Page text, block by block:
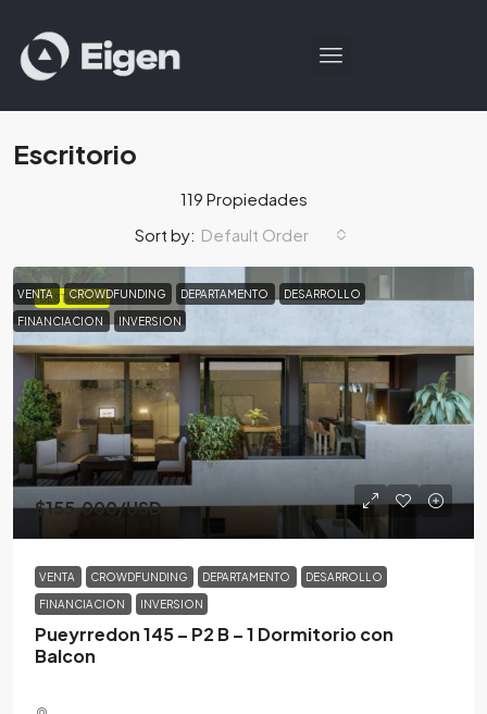
Escritorio
119 Propiedades
Sort by: Default Order
DESTACADA
VENTA CROWDFUNDING DEPARTAMENTO DESARROLLO
FINANCIACION INVERSION
$155,000/USD
VENTA CROWDFUNDING DEPARTAMENTO DESARROLLO
FINANCIACION INVERSION
Pueyrredon 145 – P2 B – 1 Dormitorio con
Balcon